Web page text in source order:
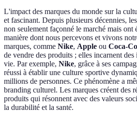
L'impact des marques du monde sur la
et fascinant. Depuis plusieurs décennies,
non seulement façonné le marché mais ont
manière dont nous percevons et vivons
marques, comme Nike, Apple ou Coca-
de vendre des produits ; elles incarnent des
vie. Par exemple, Nike, grâce à ses
réussi à établir une culture sportive
millions de personnes. Ce phénomène a
branding culturel. Les marques créent des
produits qui résonnent avec des valeurs
la durabilité et la santé.